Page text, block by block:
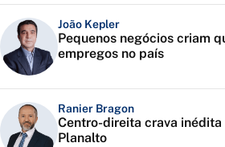
João Kepler
Pequenos negócios criam
empregos no país
Ranier Bragon
Centro-direita crava
Planalto